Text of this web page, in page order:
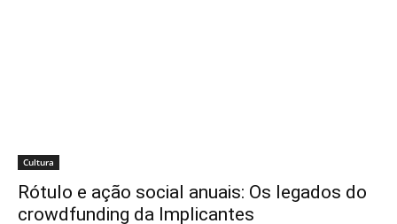
Cultura
Rótulo e ação social anuais: Os legados do
crowdfunding da Implicantes